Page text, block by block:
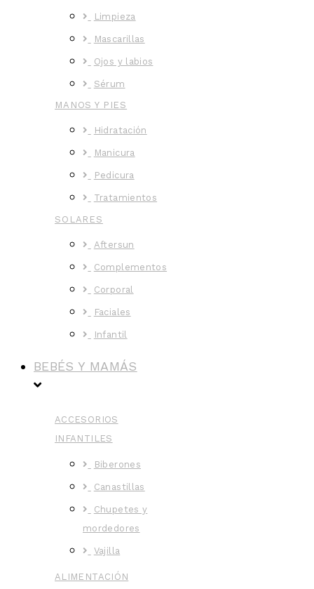
Limpieza
Mascarillas
Ojos y labios
Sérum
MANOS Y PIES
Hidratación
Manicura
Pedicura
Tratamientos
SOLARES
Aftersun
Complementos
Corporal
Faciales
Infantil
BEBÉS Y MAMÁS
ACCESORIOS
INFANTILES
Biberones
Canastillas
Chupetes y
mordedores
Vajilla
ALIMENTACIÓN